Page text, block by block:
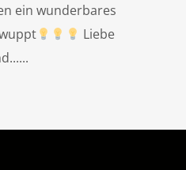
ein wunderbares
Liebe